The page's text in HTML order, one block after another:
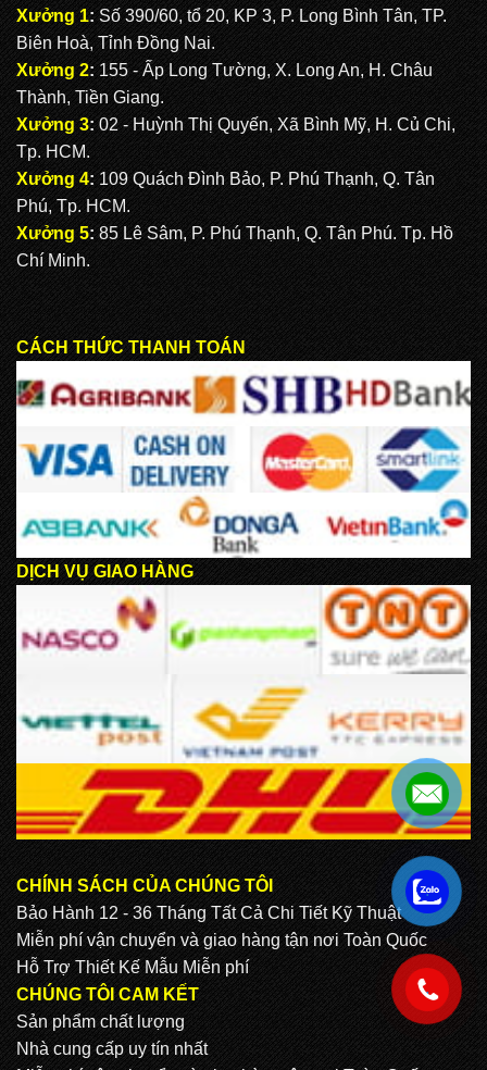
Xưởng 1: Số 390/60, tổ 20, KP 3, P. Long Bình Tân, TP.
Biên Hoà, Tỉnh Đồng Nai.
Xưởng 2: 155 - Ấp Long Tường, X. Long An, H. Châu
Thành, Tiền Giang.
Xưởng 3: 02 - Huỳnh Thị Quyến, Xã Bình Mỹ, H. Củ Chi,
Tp. HCM.
Xưởng 4: 109 Quách Đình Bảo, P. Phú Thạnh, Q. Tân
Phú, Tp. HCM.
Xưởng 5: 85 Lê Sâm, P. Phú Thạnh, Q. Tân Phú. Tp. Hồ
Chí Minh.
CÁCH THỨC THANH TOÁN
DỊCH VỤ GIAO HÀNG
CHÍNH SÁCH CỦA CHÚNG TÔI
Bảo Hành 12 - 36 Tháng Tất Cả Chi Tiết Kỹ Thuật
Miễn phí vận chuyển và giao hàng tận nơi Toàn Quốc
Hỗ Trợ Thiết Kế Mẫu Miễn phí
CHÚNG TÔI CAM KẾT
Sản phẩm chất lượng
Nhà cung cấp uy tín nhất
.
.